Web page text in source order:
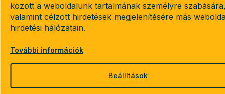
között a weboldalunk tartalmának személyre
valamint célzott hirdetések megjelenítésére más
hirdetési hálózatain.
További információk
Beállítások